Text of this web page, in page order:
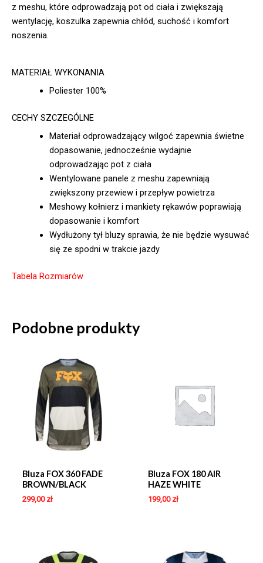
z meshu, które odprowadzają pot od ciała i zwiększają
wentylację, koszulka zapewnia chłód, suchość i komfort
noszenia.
MATERIAŁ WYKONANIA
Poliester 100%
CECHY SZCZEGÓLNE
Materiał odprowadzający wilgoć zapewnia świetne
dopasowanie, jednocześnie wydajnie
odprowadzając pot z ciała
Wentylowane panele z meshu zapewniają
zwiększony przewiew i przepływ powietrza
Meshowy kołnierz i mankiety rękawów poprawiają
dopasowanie i komfort
Wydłużony tył bluzy sprawia, że nie będzie wysuwać
się ze spodni w trakcie jazdy
Tabela Rozmiarów
Podobne produkty
Bluza FOX 360 FADE
BROWN/BLACK
299,00 zł
Bluza FOX 180 AIR
HAZE WHITE
199,00 zł